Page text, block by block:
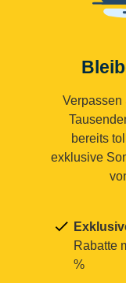
bereits
exklusive
Rabatte
%